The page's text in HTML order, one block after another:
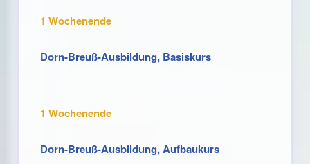
1 Wochenende
Dorn-Breuß-Ausbildung, Basiskurs
1 Wochenende
Dorn-Breuß-Ausbildung, Aufbaukurs